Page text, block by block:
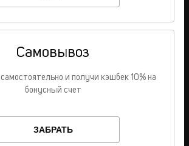
Самовывоз
самостоятельно и получи кэшбек 10% на
бонусный счет
ЗАБРАТЬ